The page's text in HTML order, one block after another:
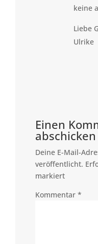
keine
Liebe
Ulrike
Einen
abschicken
Deine E-Mail-
veröffentlicht.
markiert
Kommentar *